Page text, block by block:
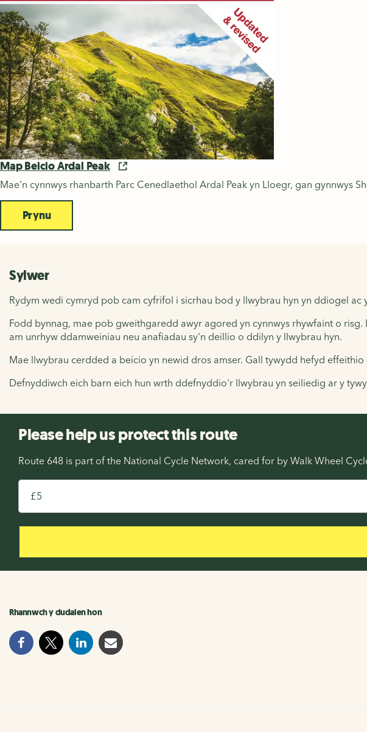
Map Beicio Ardal Peak
Mae'n cynnwys rhanbarth Parc Cenedlaethol Ardal Peak yn Lloegr, gan gynnwys
Prynu
Sylwer
Rydym wedi cymryd pob cam cyfrifol i sicrhau bod y llwybrau hyn yn ddiogel
Fodd bynnag, mae pob gweithgaredd awyr agored yn cynnwys rhywfaint o
am unrhyw ddamweiniau neu anafiadau sy'n deillio o ddilyn y llwybrau hyn.
Mae llwybrau cerdded a beicio yn newid dros amser. Gall tywydd hefyd
Defnyddiwch eich barn eich hun wrth ddefnyddio'r llwybrau yn seiliedig ar y
Please help us protect this route
Route 648 is part of the National Cycle Network, cared for by Walk Wheel
£
Rhannwch y dudalen hon